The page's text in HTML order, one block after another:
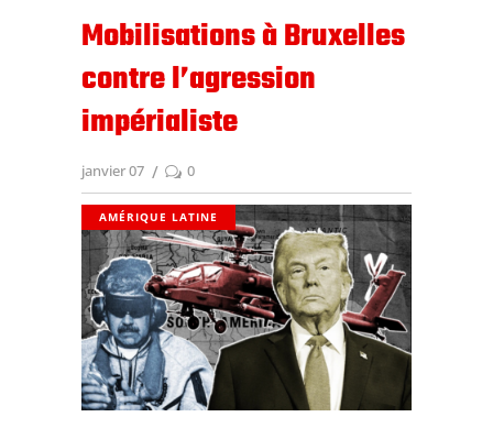
Mobilisations à Bruxelles
contre l’agression
impérialiste
janvier 07 0
AMÉRIQUE LATINE